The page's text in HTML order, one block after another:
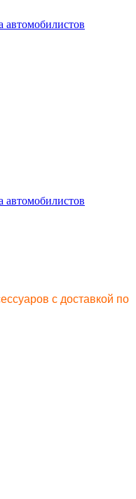
с доставкой по